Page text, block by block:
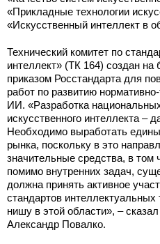
«Прикладные технологии
«Искусственный интеллект в
Технический комитет по
интеллект» (ТК 164) создан на
приказом Росстандарта для
работ по развитию
ИИ. «Разработка
искусственного интеллекта –
Необходимо выработать
рынка, поскольку в это
значительные средства, в том
помимо внутренних задач,
должна принять активное
стандартов интеллектуальных
нишу в этой области», –
Александр Повалко.